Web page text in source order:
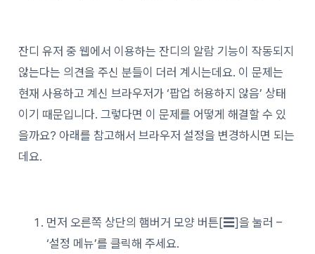
잔디 유저 중 웹에서 이용하는 잔디의 알람 기능이 작동되지
않는다는 의견을 주신 분들이 더러 계시는데요. 이 문제는
현재 사용하고 계신 브라우저가 ‘팝업 허용하지 않음’ 상태
이기 때문입니다. 그렇다면 이 문제를 어떻게 해결할 수 있
을까요? 아래를 참고해서 브라우저 설정을 변경하시면 되는
데요.
먼저 오른쪽 상단의 햄버거 모양 버튼[☰]을 눌러 –
‘설정 메뉴’를 클릭해 주세요.